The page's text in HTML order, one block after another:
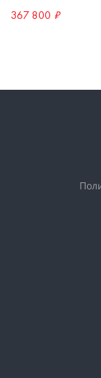
367 800 ₽